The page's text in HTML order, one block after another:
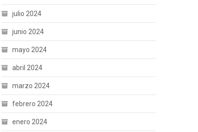
julio 2024
junio 2024
mayo 2024
abril 2024
marzo 2024
febrero 2024
enero 2024